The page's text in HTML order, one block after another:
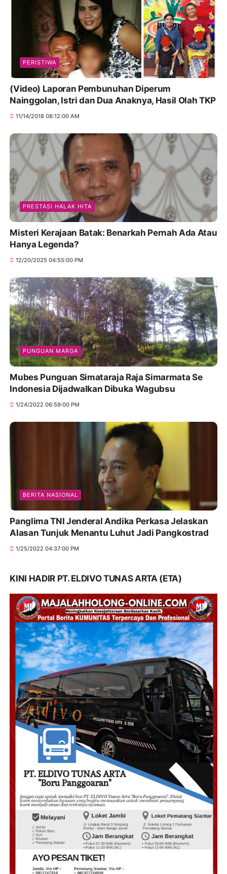
PERISTIWA
(Video) Laporan Pembunuhan Diperum
Nainggolan, Istri dan Dua Anaknya, Hasil Olah TKP
11/14/2018 08:12:00 AM
PRESTASI HALAK HITA
Misteri Kerajaan Batak: Benarkah Pernah Ada Atau
Hanya Legenda?
12/20/2025 04:55:00 PM
PUNGUAN MARGA
Mubes Punguan Simataraja Raja Simarmata Se
Indonesia Dijadwalkan Dibuka Wagubsu
1/24/2022 06:59:00 PM
BERITA NASIONAL
Panglima TNI Jenderal Andika Perkasa Jelaskan
Alasan Tunjuk Menantu Luhut Jadi Pangkostrad
1/25/2022 04:37:00 PM
KINI HADIR PT. ELDIVO TUNAS ARTA (ETA)